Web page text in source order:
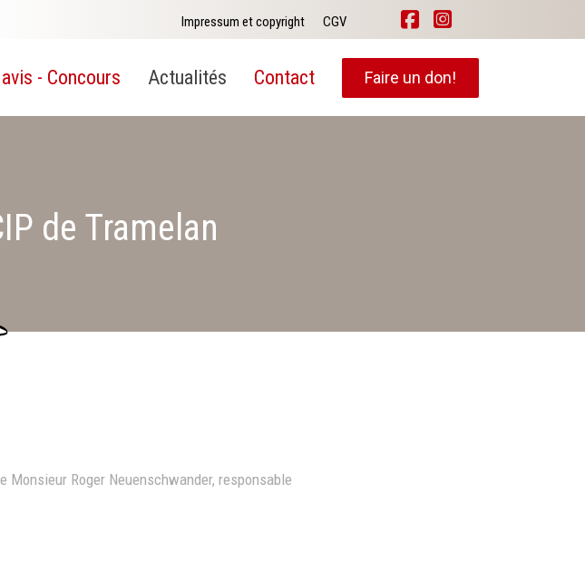
Impressum et copyright CGV
- Concours Actualités Contact Faire un don!
de Tramelan
Roger Neuenschwander, responsable